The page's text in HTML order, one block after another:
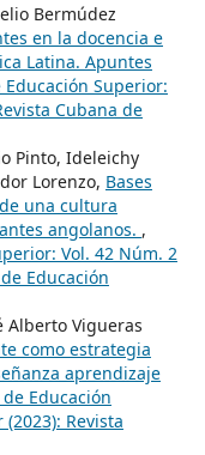
Bermúdez
en la docencia e
Latina. Apuntes
Educación Superior:
Cubana de
Pinto, Ideleichy
Lorenzo, Bases
una cultura
angolanos. ,
Vol. 42 Núm. 2
Educación
Alberto Vigueras
como estrategia
aprendizaje
Educación
Revista